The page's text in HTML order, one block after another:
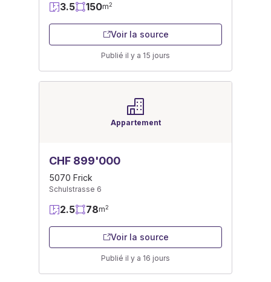
3.5 150m2
Voir la source
Publié il y a 15 jours
Appartement
CHF 899'000
5070 Frick
Schulstrasse 6
2.5 78m2
Voir la source
Publié il y a 16 jours